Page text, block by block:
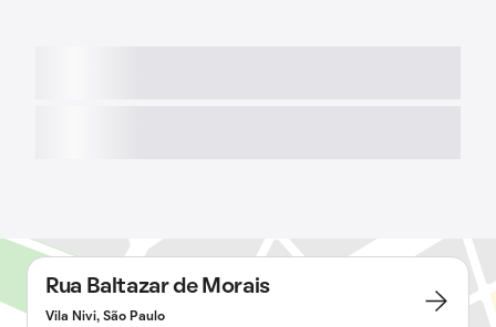
Rua Baltazar de Morais
Vila Nivi, São Paulo